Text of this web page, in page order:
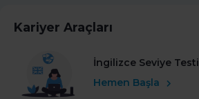
Kariyer Araçları
İngilizce Seviye Testi
Hemen Başla